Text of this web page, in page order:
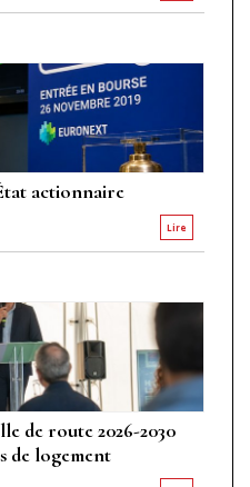
actionnaire
Lire
de route 2026-2030
de logement